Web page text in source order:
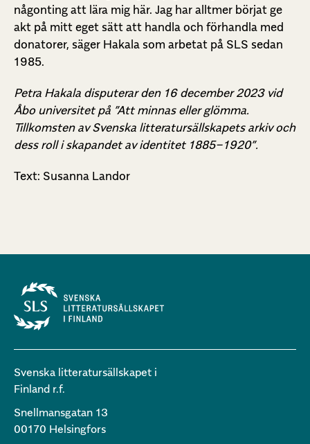
någonting att lära mig här. Jag har alltmer börjat ge
akt på mitt eget sätt att handla och förhandla med
donatorer, säger Hakala som arbetat på SLS sedan
1985.
Petra Hakala disputerar den 16 december 2023 vid
Åbo universitet på ”Att minnas eller glömma.
Tillkomsten av Svenska litteratursällskapets arkiv och
dess roll i skapandet av identitet 1885−1920”.
Text: Susanna Landor
Svenska litteratursällskapet i
Finland r.f.
Snellmansgatan 13
00170 Helsingfors